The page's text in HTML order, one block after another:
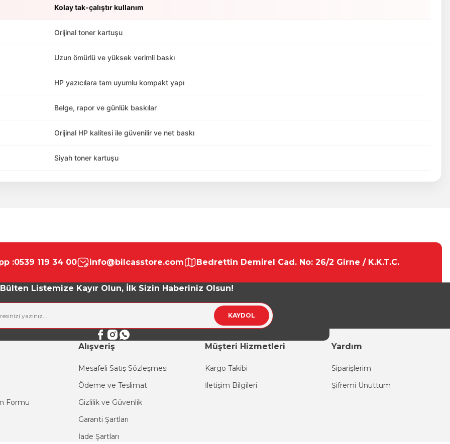
Kolay tak-çalıştır kullanım
Orijinal toner kartuşu
Uzun ömürlü ve yüksek verimli baskı
HP yazıcılara tam uyumlu kompakt yapı
Belge, rapor ve günlük baskılar
Orijinal HP kalitesi ile güvenilir ve net baskı
Siyah toner kartuşu
Gönder
:0539 119 34 00 info@bilcasstore.com Bedrettin Demirel Cad. No: 26/2 Girne / K.K.T.C.
Listemize Kayır Olun, İlk Sizin Haberiniz Olsun!
KAYDOL
Formu
Alışveriş
Mesafeli Satış Sözleşmesi
Ödeme ve Teslimat
Gizlilik ve Güvenlik
Garanti Şartları
İade Şartları
Müşteri Hizmetleri
Kargo Takibi
İletişim Bilgileri
Yardım
Siparişlerim
Şifremi Unuttum